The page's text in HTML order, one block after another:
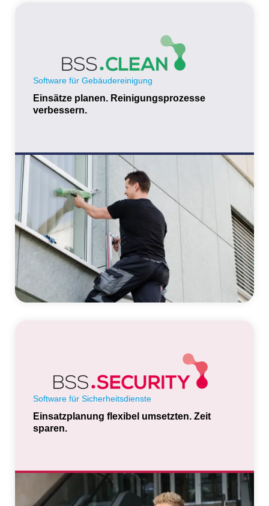
Software für Gebäudereinigung
Einsätze planen. Reinigungsprozesse
verbessern.
Software für Sicherheitsdienste
Einsatzplanung flexibel umsetzten. Zeit
sparen.